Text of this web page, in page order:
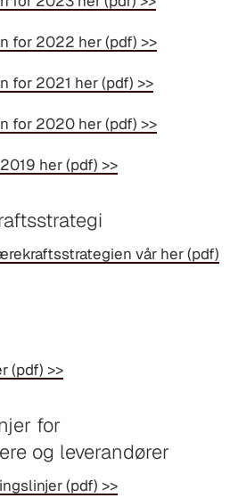
for 2022 her (pdf) >>
for 2021 her (pdf) >>
for 2020 her (pdf) >>
her (pdf) >>
vår her (pdf)
(pdf) >>
for
og leverandører
(pdf) >>